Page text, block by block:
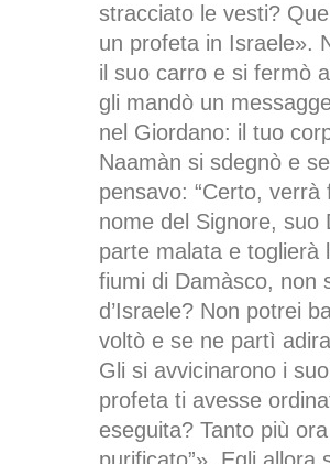
stracciato le vesti?
un profeta in Israele».
il suo carro e si fermò
gli mandò un
nel Giordano: il tuo
Naamàn si sdegnò e
pensavo: “Certo,
nome del Signore, suo
parte malata e toglierà
fiumi di Damàsco, non
d’Israele? Non potrei
voltò e se ne partì
Gli si avvicinarono i
profeta ti avesse
eseguita? Tanto più